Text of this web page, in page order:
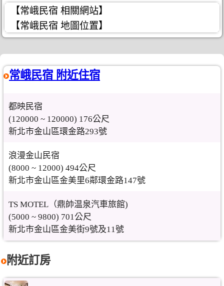
【常峨民宿 相關網站】
【常峨民宿 地圖位置】
常峨民宿 附近住宿
都映民宿
(120000 ~ 120000) 176公尺
新北市金山區環金路293號
浪漫金山民宿
(8000 ~ 12000) 494公尺
新北市金山區金美里6鄰環金路147號
TS MOTEL（鼎帥温泉汽車旅館)
(5000 ~ 9800) 701公尺
新北市金山區金美街9號及11號
附近訂房